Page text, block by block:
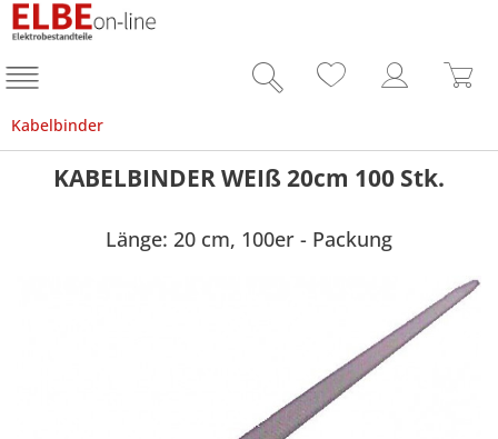
Kabelbinder
KABELBINDER WEIß 20cm 100 Stk.
Länge: 20 cm, 100er - Packung